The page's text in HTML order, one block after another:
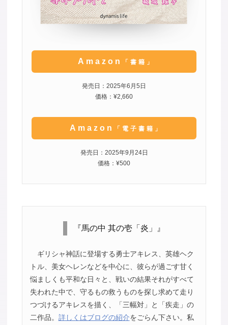
Amazon 「書籍」
発売日：2025年6月5日
価格：¥2,660
Amazon 「電子書籍」
発売日：2025年9月24日
価格：¥500
『馬の中 其の壱「炎」』
ギリシャ神話に登場する勇士アキレス、英雄ヘク
トル、美女ヘレンなどを中心に、彼らが過ごす甘く
悩ましくも平和な日々と、戦いの結果それがすべて
失われた中で、守るもの救うものを探し求めて走り
つづけるアキレスを描く、「三幅対」と「疾走」の
二作品。 詳しくはブログの紹介をごらん下さい。私